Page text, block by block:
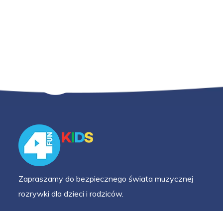
Zapraszamy do bezpiecznego świata muzycznej
rozrywki dla dzieci i rodziców.